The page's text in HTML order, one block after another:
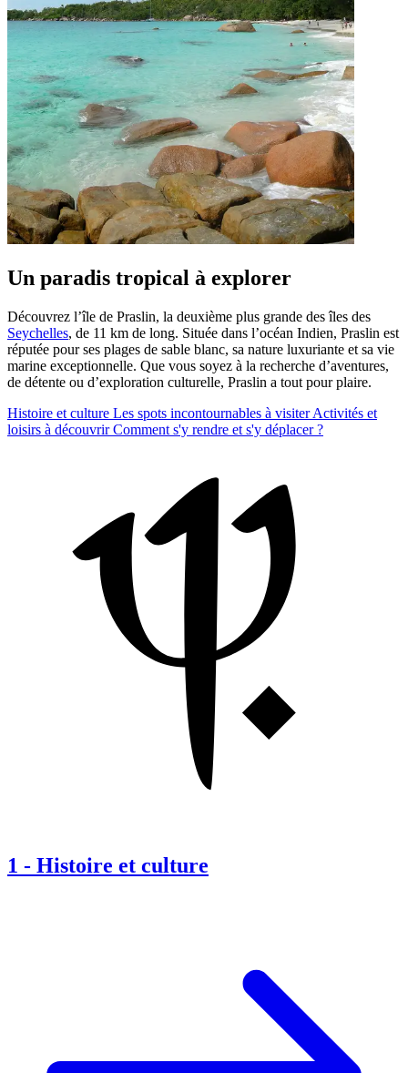
Un paradis tropical à explorer
Découvrez l’île de Praslin, la deuxième plus grande des îles des
Seychelles, de 11 km de long. Située dans l’océan Indien, Praslin est
réputée pour ses plages de sable blanc, sa nature luxuriante et sa vie
marine exceptionnelle. Que vous soyez à la recherche d’aventures,
de détente ou d’exploration culturelle, Praslin a tout pour plaire.
Histoire et culture Les spots incontournables à visiterActivités et
loisirs à découvrirComment s'y rendre et s'y déplacer ?
1 - Histoire et culture